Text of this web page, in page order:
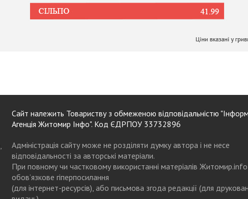
Сайт належить Товариству з обмеженою відповідальністю
Агенція Житомир Інфо". Код ЄДРПОУ 33732896
Адміністрація сайту може не розділяти думку автора і не несе
відповідальності за авторські матеріали.
При повному чи частковому використанні матеріалів Житомир.info
обов’язкове гіперпосилання
(для інтернет-ресурсів), або письмова згода редакції (для